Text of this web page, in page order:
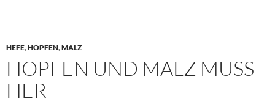
HEFE,HOPFEN,MALZ
HOPFEN UND MALZ MUSS
HER